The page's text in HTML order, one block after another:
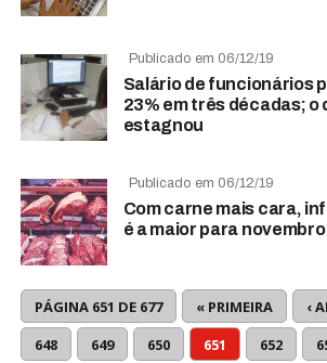
Publicado em 06/12/19
Salário de funcionários
23% em três décadas; o
estagnou
Publicado em 06/12/19
Com carne mais cara,
é a maior para
PÁGINA 651 DE 677 « PRIMEIRA ‹
648
649 650 651 652